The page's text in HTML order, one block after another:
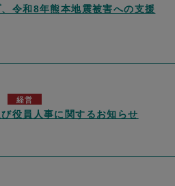
令和8年熊本地震被害への支援
経営
役員人事に関するお知らせ